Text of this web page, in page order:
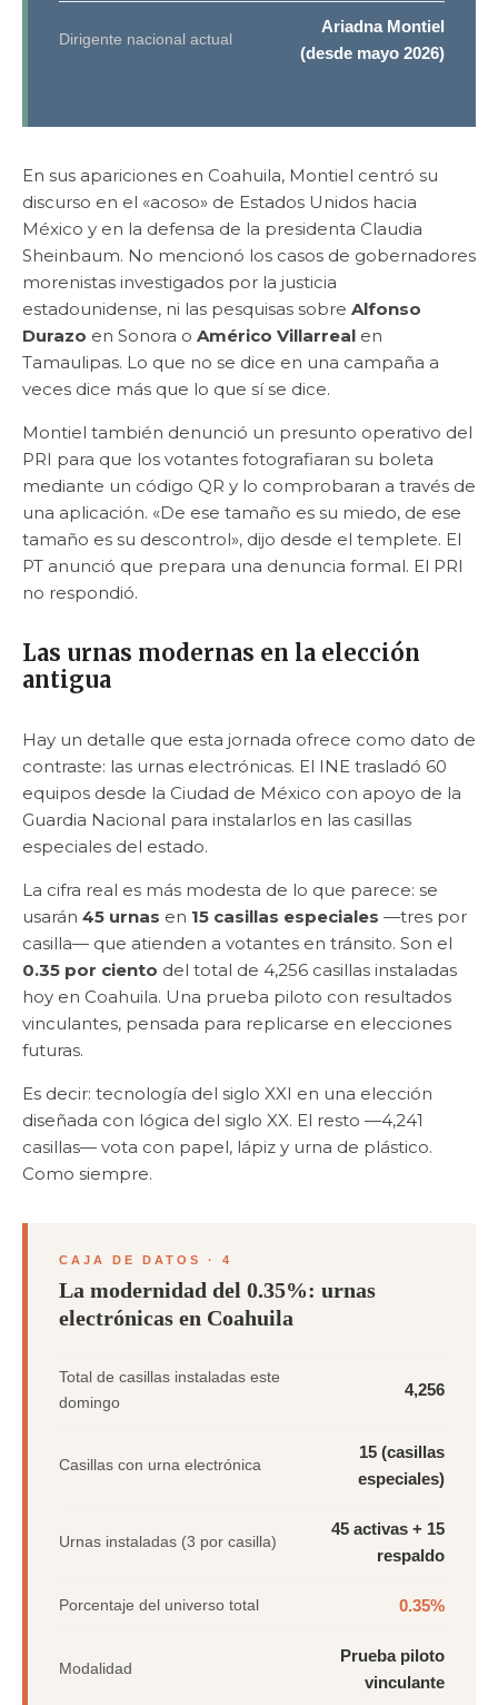
Dirigente nacional actual
Ariadna Montiel
(desde mayo 2026)
En sus apariciones en Coahuila, Montiel centró su
discurso en el «acoso» de Estados Unidos hacia
México y en la defensa de la presidenta Claudia
Sheinbaum. No mencionó los casos de gobernadores
morenistas investigados por la justicia
estadounidense, ni las pesquisas sobre Alfonso
Durazo en Sonora o Américo Villarreal en
Tamaulipas. Lo que no se dice en una campaña a
veces dice más que lo que sí se dice.
Montiel también denunció un presunto operativo del
PRI para que los votantes fotografiaran su boleta
mediante un código QR y lo comprobaran a través de
una aplicación. «De ese tamaño es su miedo, de ese
tamaño es su descontrol», dijo desde el templete. El
PT anunció que prepara una denuncia formal. El PRI
no respondió.
Las urnas modernas en la elección
antigua
Hay un detalle que esta jornada ofrece como dato de
contraste: las urnas electrónicas. El INE trasladó 60
equipos desde la Ciudad de México con apoyo de la
Guardia Nacional para instalarlos en las casillas
especiales del estado.
La cifra real es más modesta de lo que parece: se
usarán 45 urnas en 15 casillas especiales —tres por
casilla— que atienden a votantes en tránsito. Son el
0.35 por ciento del total de 4,256 casillas instaladas
hoy en Coahuila. Una prueba piloto con resultados
vinculantes, pensada para replicarse en elecciones
futuras.
Es decir: tecnología del siglo XXI en una elección
diseñada con lógica del siglo XX. El resto —4,241
casillas— vota con papel, lápiz y urna de plástico.
Como siempre.
CAJA DE DATOS · 4
La modernidad del 0.35%: urnas
electrónicas en Coahuila
Total de casillas instaladas este
domingo
4,256
Casillas con urna electrónica
15 (casillas
especiales)
Urnas instaladas (3 por casilla)
45 activas + 15
respaldo
Porcentaje del universo total 0.35%
Modalidad
Prueba piloto
vinculante